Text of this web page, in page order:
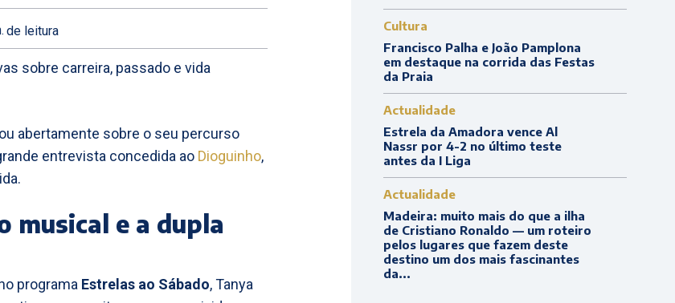
de leitura
sobre carreira, passado e vida
abertamente sobre o seu percurso
entrevista concedida ao Dioguinho,
musical e a dupla
programa Estrelas ao Sábado, Tanya
Cultura
Francisco Palha e João Pamplona
em destaque na corrida das Festas
da Praia
Actualidade
Estrela da Amadora vence Al
Nassr por 4-2 no último teste
antes da I Liga
Actualidade
Madeira: muito mais do que a ilha
de Cristiano Ronaldo — um roteiro
pelos lugares que fazem deste
destino um dos mais fascinantes
da...